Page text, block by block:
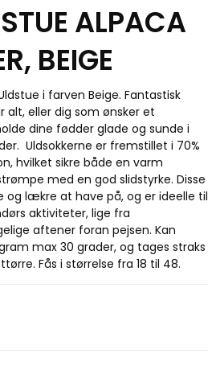
ALPACA
BEIGE
i farven Beige. Fantastisk
alt, eller dig som ønsker et
dine fødder glade og sunde i
Uldsokkerne er fremstillet i 70%
hvilket sikre både en varm
med en god slidstyrke. Disse
og lækre at have på, og er ideelle til
aktiviteter, lige fra
aftener foran pejsen. Kan
max 30 grader, og tages straks
Fås i størrelse fra 18 til 48.